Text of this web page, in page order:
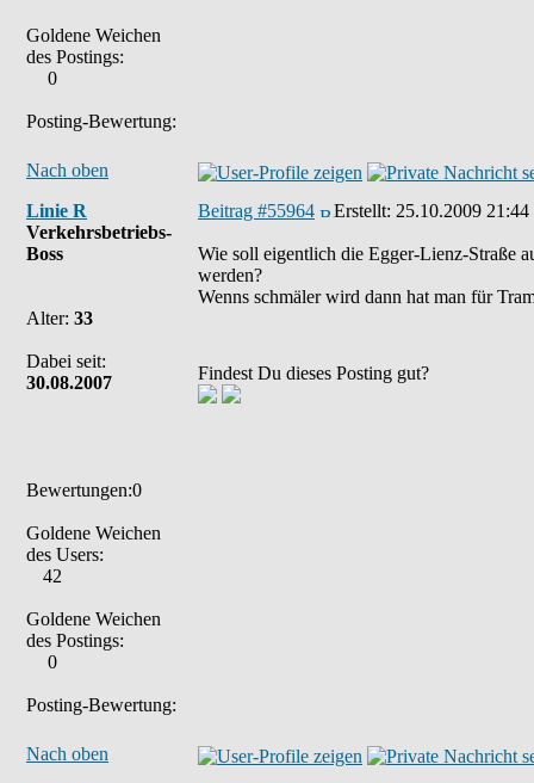
Goldene Weichen
des Postings:
0
Posting-Bewertung:
Nach oben
Linie R
Verkehrsbetriebs-
Boss
Alter: 33
Dabei seit:
30.08.2007
Bewertungen:0
Goldene Weichen
des Users:
42
Goldene Weichen
des Postings:
0
Posting-Bewertung:
Beitrag #55964 Erstellt: 25.10.2009 21:44
Wie soll eigentlich die Egger-Lienz-Straße
werden?
Wenns schmäler wird dann hat man für
Findest Du dieses Posting gut?
Nach oben